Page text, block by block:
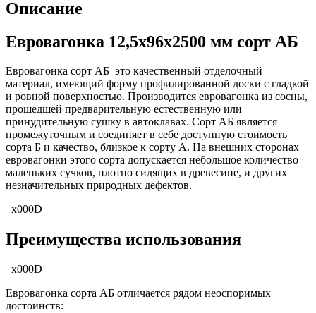
Описание
Евровагонка 12,5х96х2500 мм сорт АБ
Евровагонка сорт АБ ­ это качественный отделочный
материал, имеющий форму профилированной доски с гладкой
и ровной поверхностью. Производится евровагонка из сосны,
прошедшей предварительную естественную или
принудительную сушку в автоклавах. Сорт АБ является
промежуточным и соединяет в себе доступную стоимость
сорта Б и качество, близкое к сорту А. На внешних сторонах
евровагонки этого сорта допускается небольшое количество
маленьких сучков, плотно сидящих в древесине, и других
незначительных природных дефектов.
_x000D_
Преимущества использования
_x000D_
Евровагонка сорта АБ отличается рядом неоспоримых
достоинств: